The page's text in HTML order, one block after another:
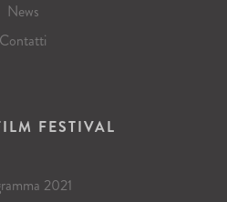
News
Contatti
FESTIVAL
2021